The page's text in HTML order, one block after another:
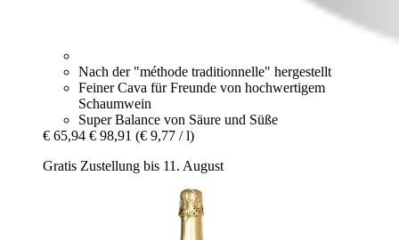
Nach der "méthode traditionnelle" hergestellt
Feiner Cava für Freunde von hochwertigem
Schaumwein
Super Balance von Säure und Süße
€ 65,94 € 98,91 (€ 9,77 / l)
Gratis Zustellung bis 11. August